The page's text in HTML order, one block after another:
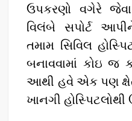
ઉપકરણો વગેરે જેવા
વિલંબે સપોર્ટ
તમામ સિવિલ
બનાવવામાં કોઇ જ
આથી હવે એક પણ
ખાનગી